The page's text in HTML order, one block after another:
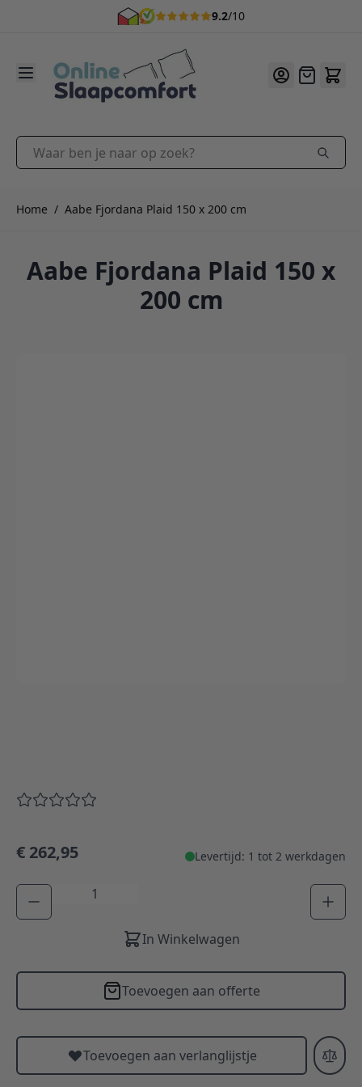
9.2/10
Offerte
Waar ben je naar op zoek?
Home / Aabe Fjordana Plaid 150 x 200 cm
Aabe Fjordana Plaid 150 x
200 cm
€ 262,95 Levertijd: 1 tot 2 werkdagen
Aantal
In Winkelwagen
Toevoegen aan offerte
Toevoegen aan verlanglijstje